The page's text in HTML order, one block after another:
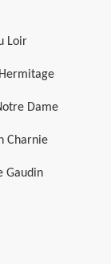
Loir
Dame
Charnie
Gaudin